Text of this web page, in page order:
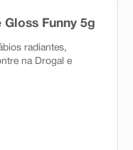
Funny 5g
radiantes,
na Drogal e